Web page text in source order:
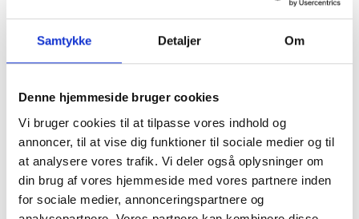
Samtykke Detaljer Om
Denne hjemmeside bruger cookies
Vi bruger cookies til at tilpasse vores indhold og
annoncer, til at vise dig funktioner til sociale medier og til
at analysere vores trafik. Vi deler også oplysninger om
din brug af vores hjemmeside med vores partnere inden
for sociale medier, annonceringspartnere og
Formattering/Geninstallation